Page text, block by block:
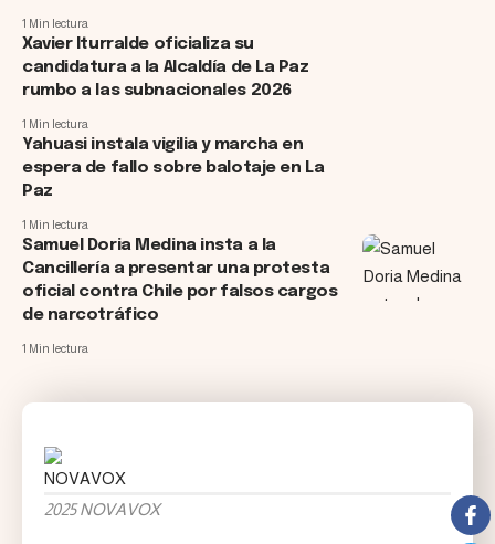
1 Min lectura
Xavier Iturralde oficializa su
candidatura a la Alcaldía de La Paz
rumbo a las subnacionales 2026
1 Min lectura
Yahuasi instala vigilia y marcha en
espera de fallo sobre balotaje en La
Paz
1 Min lectura
Samuel Doria Medina insta a la
Cancillería a presentar una protesta
oficial contra Chile por falsos cargos
de narcotráfico
1 Min lectura
2025 NOVAVOX